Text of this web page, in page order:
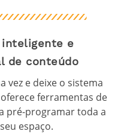
inteligente e
de conteúdo
vez e deixe o sistema
oferece ferramentas de
pré-programar toda a
espaço.